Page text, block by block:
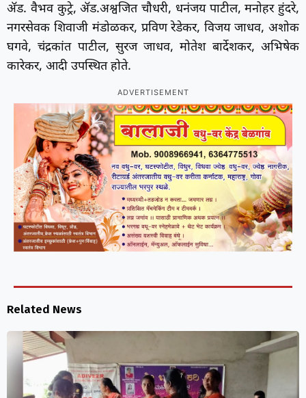
ॲड. वैभव कुट्रे, ॲड.अश्वजित चौधरी, धनंजय पाटील, मनोहर हुंदरे,
नगरसेवक शिवाजी मंडोळकर, प्रविण रेडेकर, विजय जाधव, अशोक
घगवे, चंद्रकांत पाटील, सुरज जाधव, मोतेश बार्देशकर, अभिषेक
कारेकर, आदी उपस्थित होते.
ADVERTISEMENT
Related News